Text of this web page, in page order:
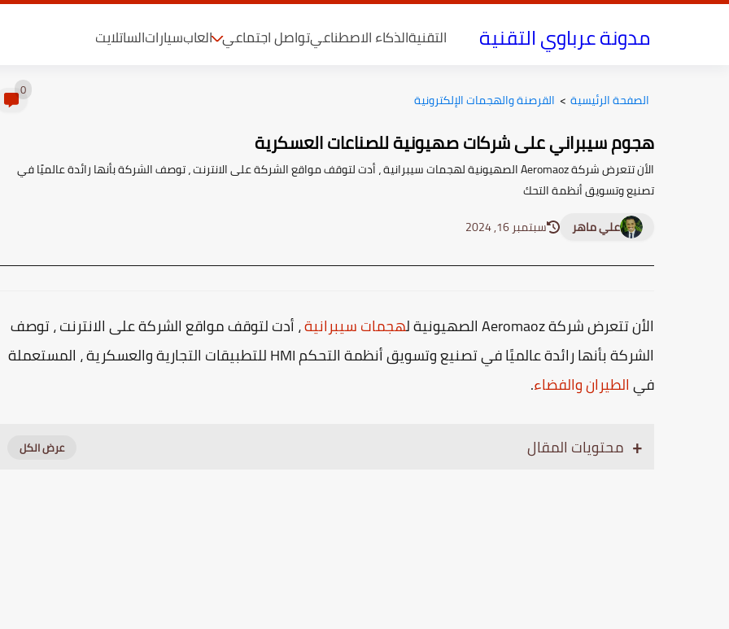
مدونة عرباوي التقنية التقنيةالذكاء الاصطناعيتواصل اجتماعي العابسياراتالساتلايت
الصفحة الرئيسية > القرصنة والهجمات الإلكترونية 0
هجوم سيبراني على شركات صهيونية للصناعات العسكرية
الأن تتعرض شركة Aeromaoz الصهيونية لهجمات سيبرانية ، أدت لتوقف مواقع الشركة على الانترنت ، توصف الشركة بأنها رائدة عالميًا في
تصنيع وتسويق أنظمة التحك
علي ماهر
سبتمبر 16, 2024
الأن تتعرض شركة Aeromaoz الصهيونية ل هجمات سيبرانية، أدت لتوقف مواقع الشركة على الانترنت ، توصف
الشركة بأنها رائدة عالميًا في تصنيع وتسويق أنظمة التحكم HMI للتطبيقات التجارية والعسكرية ، المستعملة
فيالطيران والفضاء.
محتويات المقال